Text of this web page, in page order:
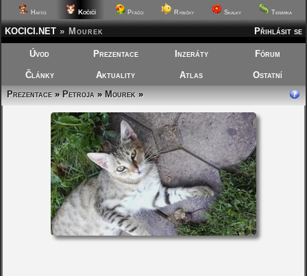
Hafíci Kočičí Ptáčci Rybičky Skalky Terárka
Přihlásit se
KOCICI.NET » Mourek
Úvod Prezentace Inzeráty Fórum
Články Aktuality Atlas
Ostatní
Prezentace»Petroja»Mourek»